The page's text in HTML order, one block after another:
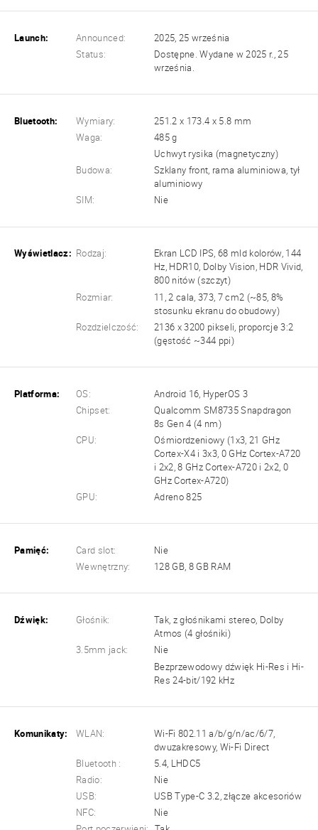
Launch: Announced:
2025, 25 września
Status:
Dostępne. Wydane w 2025 r., 25
września.
Bluetooth: Wymiary:
251.2 x 173.4 x 5.8 mm
Waga:
485 g
Uchwyt rysika (magnetyczny)
Budowa:
Szklany front, rama aluminiowa, tył
aluminiowy
SIM:
Nie
Wyświetlacz: Rodzaj:
Ekran LCD IPS, 68 mld kolorów, 144
Hz, HDR10, Dolby Vision, HDR Vivid,
800 nitów (szczyt)
Rozmiar:
11, 2 cala, 373, 7 cm2 (~85, 8%
stosunku ekranu do obudowy)
Rozdzielczość:
2136 x 3200 pikseli, proporcje 3:2
(gęstość ~344 ppi)
Platforma: OS:
Android 16, HyperOS 3
Chipset:
Qualcomm SM8735 Snapdragon
8s Gen 4 (4 nm)
CPU:
Ośmiordzeniowy (1x3, 21 GHz
Cortex-X4 i 3x3, 0 GHz Cortex-A720
i 2x2, 8 GHz Cortex-A720 i 2x2, 0
GHz Cortex-A720)
GPU:
Adreno 825
Pamięć: Card slot:
Nie
Wewnętrzny:
128 GB, 8 GB RAM
Dźwięk: Głośnik:
Tak, z głośnikami stereo, Dolby
Atmos (4 głośniki)
3.5mm jack:
Nie
Bezprzewodowy dźwięk Hi-Res i Hi-
Res 24-bit/192 kHz
Komunikaty: WLAN:
Wi-Fi 802.11 a/b/g/n/ac/6/7,
dwuzakresowy, Wi-Fi Direct
Bluetooth :
5.4, LHDC5
Radio:
Nie
USB:
USB Type-C 3.2, złącze akcesoriów
NFC:
Nie